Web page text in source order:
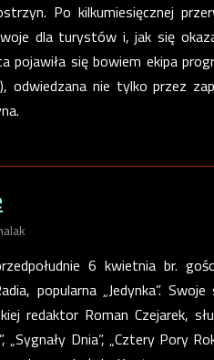
Po kilkumiesięcznej
dla turystów i, jak się
pojawiła się bowiem ekipa
odwiedzana nie tylko przez
6 kwietnia br.
popularna „Jedynka”.
redaktor Roman Czejarek,
„Sygnały Dnia”, „Cztery Pory